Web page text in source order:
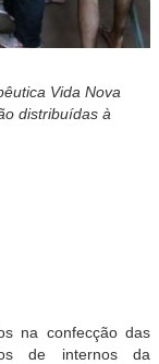
Vida Nova
distribuídas à
na confecção das
de internos da